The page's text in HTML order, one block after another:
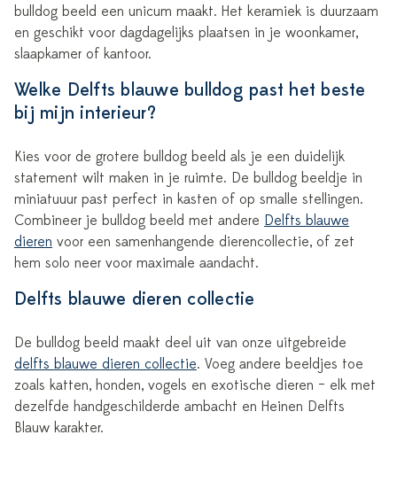
bulldog beeld een unicum maakt. Het keramiek is duurzaam
en geschikt voor dagdagelijks plaatsen in je woonkamer,
slaapkamer of kantoor.
Welke Delfts blauwe bulldog past het beste
bij mijn interieur?
Kies voor de grotere bulldog beeld als je een duidelijk
statement wilt maken in je ruimte. De bulldog beeldje in
miniatuuur past perfect in kasten of op smalle stellingen.
Combineer je bulldog beeld met andere Delfts blauwe
dieren voor een samenhangende dierencollectie, of zet
hem solo neer voor maximale aandacht.
Delfts blauwe dieren collectie
De bulldog beeld maakt deel uit van onze uitgebreide
delfts blauwe dieren collectie. Voeg andere beeldjes toe
zoals katten, honden, vogels en exotische dieren – elk met
dezelfde handgeschilderde ambacht en Heinen Delfts
Blauw karakter.